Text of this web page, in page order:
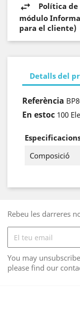
Política
módulo
para el cliente)
Detalls del
Referència
En estoc 100
Composició
Rebeu les darreres
You may
please find our